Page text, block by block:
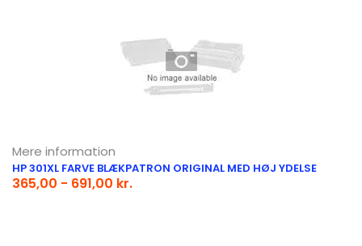
Mere information
HP 301XL FARVE BLÆKPATRON ORIGINAL MED HØJ YDELSE
365,00 - 691,00 kr.